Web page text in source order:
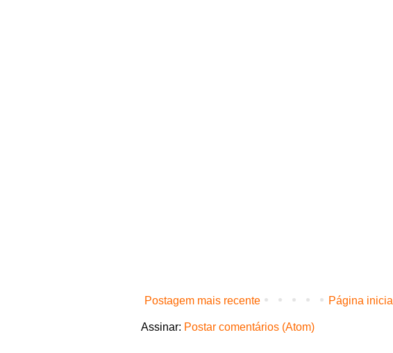
Postagem mais recente Página inicial
Assinar: Postar comentários (Atom)